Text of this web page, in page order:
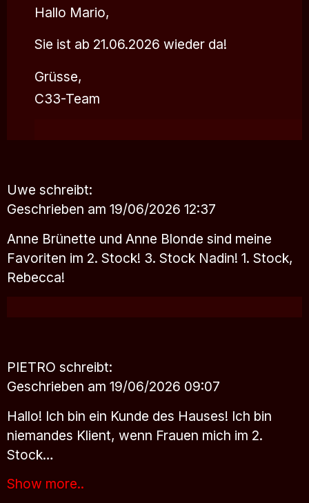
Hallo Mario,
Sie ist ab 21.06.2026 wieder da!
Grüsse,
C33-Team
Uwe schreibt:
Geschrieben am 19/06/2026 12:37
Anne Brünette und Anne Blonde sind meine
Favoriten im 2. Stock! 3. Stock Nadin! 1. Stock,
Rebecca!
PIETRO schreibt:
Geschrieben am 19/06/2026 09:07
Hallo! Ich bin ein Kunde des Hauses! Ich bin
niemandes Klient, wenn Frauen mich im 2.
Stock…
Show more..